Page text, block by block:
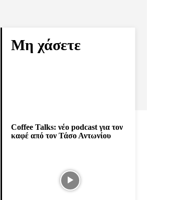
Μη χάσετε
Coffee Talks: νέο podcast για τον
καφέ από τον Τάσο Αντωνίου